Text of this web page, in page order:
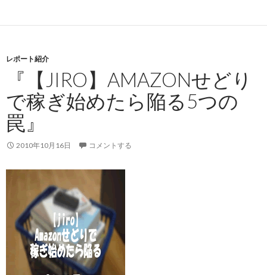
レポート紹介
『【JIRO】AMAZONせどり
で稼ぎ始めたら陥る5つの
罠』
2010年10月16日 コメントする